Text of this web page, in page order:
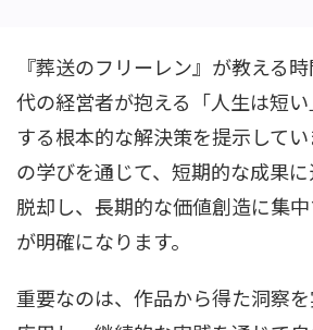
『葬送のフリーレン』が教える
代の経営者が抱える「人生は短
する根本的な解決策を提示して
の学びを通じて、短期的な成果
脱却し、長期的な価値創造に集
が明確になります。
重要なのは、作品から得た洞察